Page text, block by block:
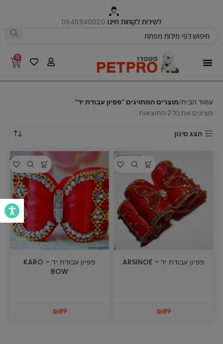
לשירות לקוחות חייגו 0545940020
0
עמוד הבית מוצרים המתויגים “פפיון עבודת יד”
מציגים את כל ⁦2⁩ התוצאות
הצג סינון
פפיון עבודת יד – ARSINOE
₪89
פפיון עבודת יד – KARO
BOW
₪89